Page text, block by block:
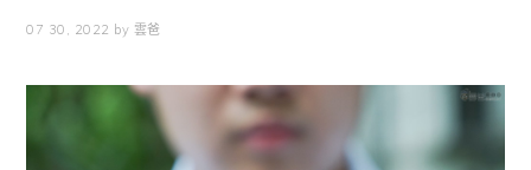
07 30, 2022 by 雲爸